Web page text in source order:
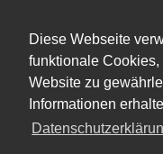
Diese Webseite
funktionale
Website zu
Informationen